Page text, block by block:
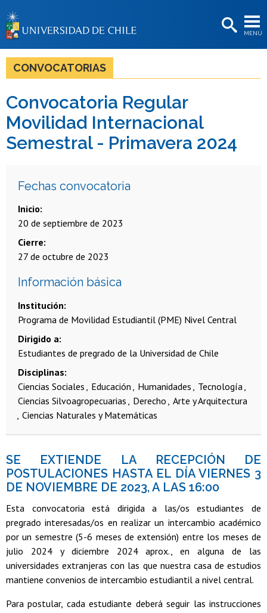
MENÚ
BIBLIOTECAS
LA UNIVERSIDAD
Estudiantes
Académicas/os
Egresadas/os
CONVOCATORIAS
Convocatoria Regular
Movilidad Internacional
Semestral - Primavera 2024
Fechas convocatoria
Inicio
20 de septiembre de 2023
Cierre
27 de octubre de 2023
Información básica
Institución
Programa de Movilidad Estudiantil (PME) Nivel Central
Dirigido a
Estudiantes de pregrado de la Universidad de Chile
Disciplinas
Ciencias Sociales
Educación Humanidades
Tecnología
Ciencias Silvoagropecuarias
Derecho Arte y Arquitectura
Ciencias Naturales y Matemáticas
SE EXTIENDE LA RECEPCIÓN DE
POSTULACIONES HASTA EL DÍA VIERNES 3
DE NOVIEMBRE DE 2023, A LAS 16:00
Esta convocatoria está dirigida a las/os estudiantes de
pregrado interesadas/os en realizar un intercambio académico
por un semestre (5-6 meses de extensión) entre los meses de
julio 2024 y diciembre 2024 aprox., en alguna de las
universidades extranjeras con las que nuestra casa de estudios
mantiene convenios de intercambio estudiantil a nivel central.
Para postular, cada estudiante deberá seguir las instrucciones